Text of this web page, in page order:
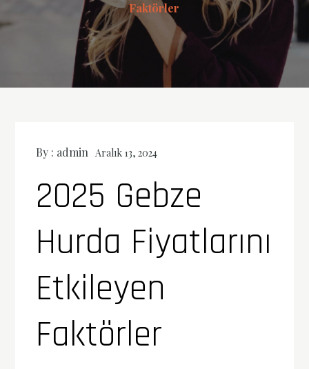
Faktörler
By : admin Aralık 13, 2024
2025 Gebze
Hurda Fiyatlarını
Etkileyen
Faktörler